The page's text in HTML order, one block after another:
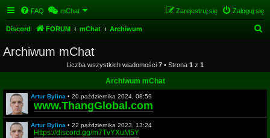
FAQ mChat Zaloguj się
Zarejestruj się
Discord FORUM mChat Archiwum
k
Archiwum mChat
Liczba wszystkich wiadomości 7 • Strona 1 z 1
Archiwum mChat
Artur Bylina • 20 października 2024, 08:59
www.ThangGlobal.com
Artur Bylina • 22 października 2023, 13:24
Https://discord.gg/m7TvYXuM5Y